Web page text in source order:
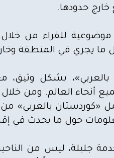
خارج حدودها.
للقراء من
ما يجري في المنطقة
بالعربي»، بشكل
أنحاء العالم. ومن
«كوردستان
حول ما يحدث في
جليلة، ليس من